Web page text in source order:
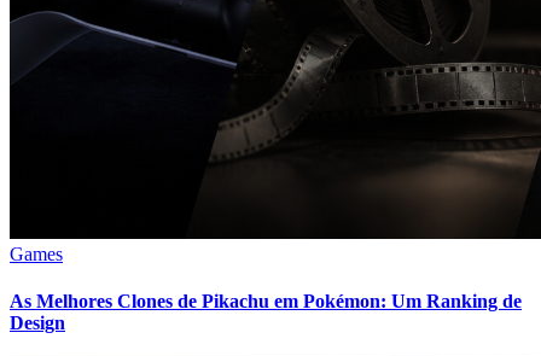
Games
As Melhores Clones de Pikachu em Pokémon: Um Ranking de
Design